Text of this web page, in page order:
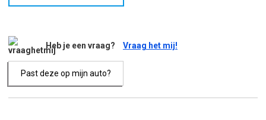
Heb je een vraag? Vraag het mij!
Past deze op mijn auto?